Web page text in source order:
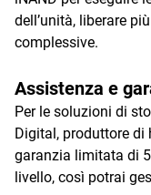
dell’unità, liberare
complessive.
Assistenza e
Per le soluzioni di
Digital, produttore di
garanzia limitata di
livello, così potrai